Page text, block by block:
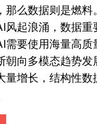
那么数据则是燃
起浪涌，数据重
需要使用海量高质
朝向多模态趋势发
量增长，结构性数